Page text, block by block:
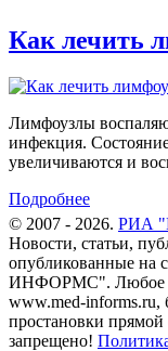
Как лечить
Лимфоузлы
инфекция.
увеличиваются и
Подробнее
© 2007 - 2026. РИА
Новости, статьи,
опубликованные
ИНФОРМС". Любое
www.med-informs.ru,
простановки прямой
запрещено!